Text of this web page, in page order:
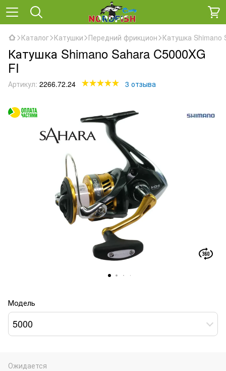
Каталог Катушки Передний фрикцион Катушка Shimano
Катушка Shimano Sahara C5000XG
FI
Артикул: 2266.72.24 3 отзыва
Модель
5000
Ожидается